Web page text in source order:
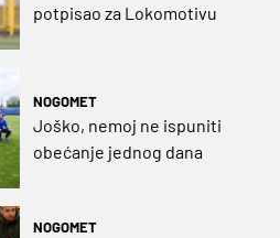
potpisao za Lokomotivu
NOGOMET
Joško, nemoj ne ispuniti
obećanje jednog dana
NOGOMET